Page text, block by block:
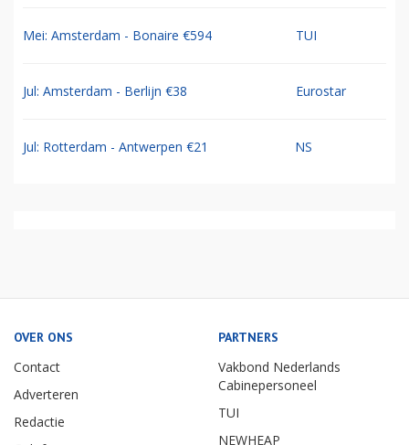
Mei: Amsterdam - Bonaire €594 TUI
Jul: Amsterdam - Berlijn €38 Eurostar
Jul: Rotterdam - Antwerpen €21 NS
OVER ONS
Contact
Adverteren
Redactie
PARTNERS
Vakbond Nederlands
Cabinepersoneel
TUI
NEWHEAP